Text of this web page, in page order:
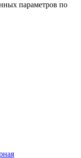
параметров по